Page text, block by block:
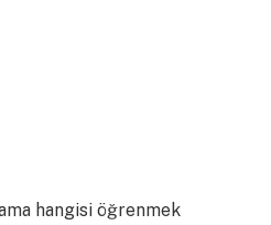
hangisi öğrenmek